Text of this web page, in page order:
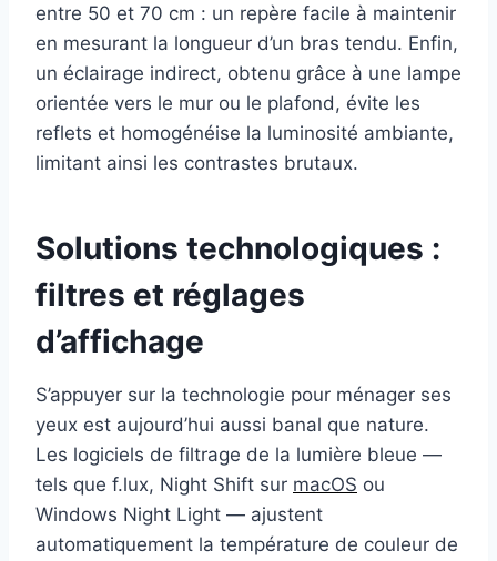
entre 50 et 70 cm : un repère facile à maintenir
en mesurant la longueur d’un bras tendu. Enfin,
un éclairage indirect, obtenu grâce à une lampe
orientée vers le mur ou le plafond, évite les
reflets et homogénéise la luminosité ambiante,
limitant ainsi les contrastes brutaux.
Solutions technologiques :
filtres et réglages
d’affichage
S’appuyer sur la technologie pour ménager ses
yeux est aujourd’hui aussi banal que nature.
Les logiciels de filtrage de la lumière bleue —
tels que f.lux, Night Shift sur macOS ou
Windows Night Light — ajustent
automatiquement la température de couleur de